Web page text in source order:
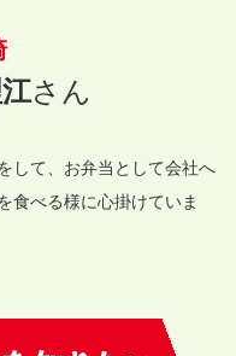
さん
して、お弁当として会社へ
食べる様に心掛けていま